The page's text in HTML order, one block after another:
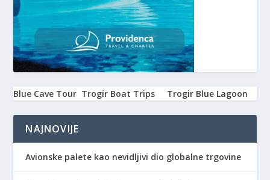
Blue Cave Tour Trogir Boat Trips Trogir Blue Lagoon
NAJNOVIJE
Avionske palete kao nevidljivi dio globalne trgovine